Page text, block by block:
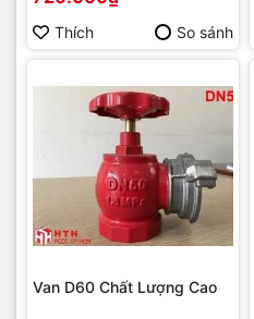
Thích So sánh
Van D60 Chất Lượng Cao